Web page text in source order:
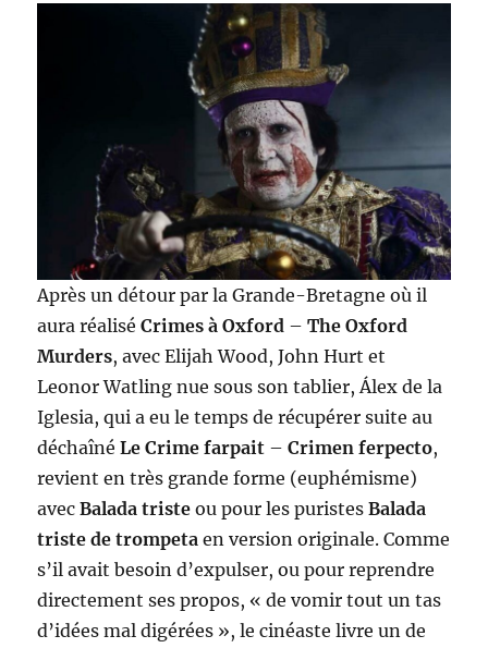
Après un détour par la Grande-Bretagne où il
aura réaliséCrimes à Oxford – The Oxford
Murders, avec Elijah Wood, John Hurt et
Leonor Watling nue sous son tablier, Álex de la
Iglesia, qui a eu le temps de récupérer suite au
déchaînéLe Crime farpait – Crimen ferpecto,
revient en très grande forme (euphémisme)
avecBalada tristeou pour les puristesBalada
triste de trompeta en version originale. Comme
s’il avait besoin d’expulser, ou pour reprendre
directement ses propos, « de vomir tout un tas
d’idées mal digérées », le cinéaste livre un de